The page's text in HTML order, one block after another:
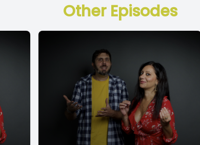
Other Episodes